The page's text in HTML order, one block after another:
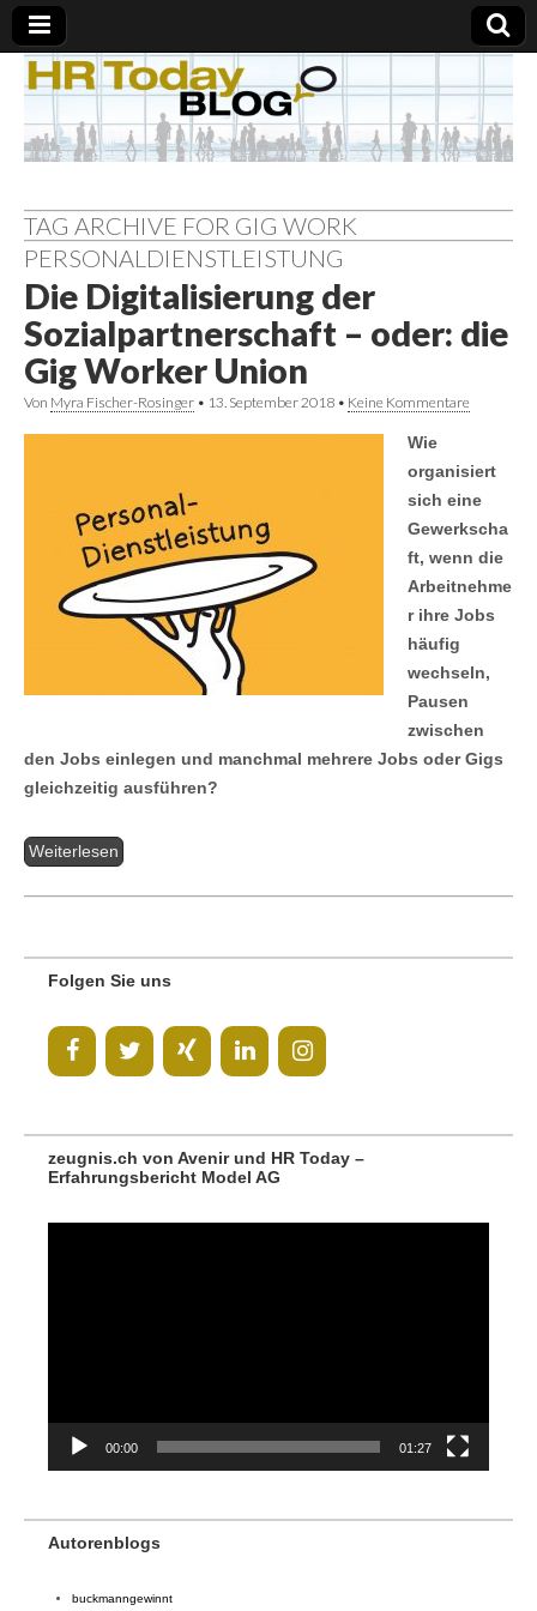
TAG ARCHIVE FOR GIG WORK
PERSONALDIENSTLEISTUNG
Die Digitalisierung der
Sozialpartnerschaft – oder: die
Gig Worker Union
Von Myra Fischer-Rosinger • 13. September 2018 • Keine Kommentare
Wie
organisiert
sich eine
Gewerkscha
ft, wenn die
Arbeitnehme
r ihre Jobs
häufig
wechseln,
Pausen
zwischen
den Jobs einlegen und manchmal mehrere Jobs oder Gigs
gleichzeitig ausführen?
Weiterlesen
Folgen Sie uns
zeugnis.ch von Avenir und HR Today –
Erfahrungsbericht Model AG
00:00 01:27
Autorenblogs
buckmanngewinnt